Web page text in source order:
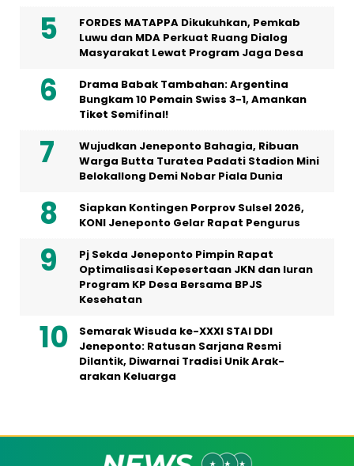
FORDES MATAPPA Dikukuhkan, Pemkab
Luwu dan MDA Perkuat Ruang Dialog
Masyarakat Lewat Program Jaga Desa
Drama Babak Tambahan: Argentina
Bungkam 10 Pemain Swiss 3-1, Amankan
Tiket Semifinal!
Wujudkan Jeneponto Bahagia, Ribuan
Warga Butta Turatea Padati Stadion Mini
Belokallong Demi Nobar Piala Dunia
Siapkan Kontingen Porprov Sulsel 2026,
KONI Jeneponto Gelar Rapat Pengurus
Pj Sekda Jeneponto Pimpin Rapat
Optimalisasi Kepesertaan JKN dan Iuran
Program KP Desa Bersama BPJS
Kesehatan
Semarak Wisuda ke-XXXI STAI DDI
Jeneponto: Ratusan Sarjana Resmi
Dilantik, Diwarnai Tradisi Unik Arak-
arakan Keluarga